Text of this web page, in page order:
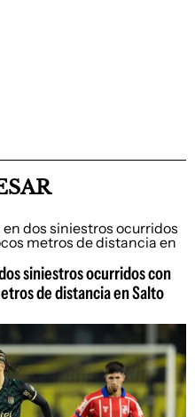
siniestros ocurridos con
de distancia en Salto